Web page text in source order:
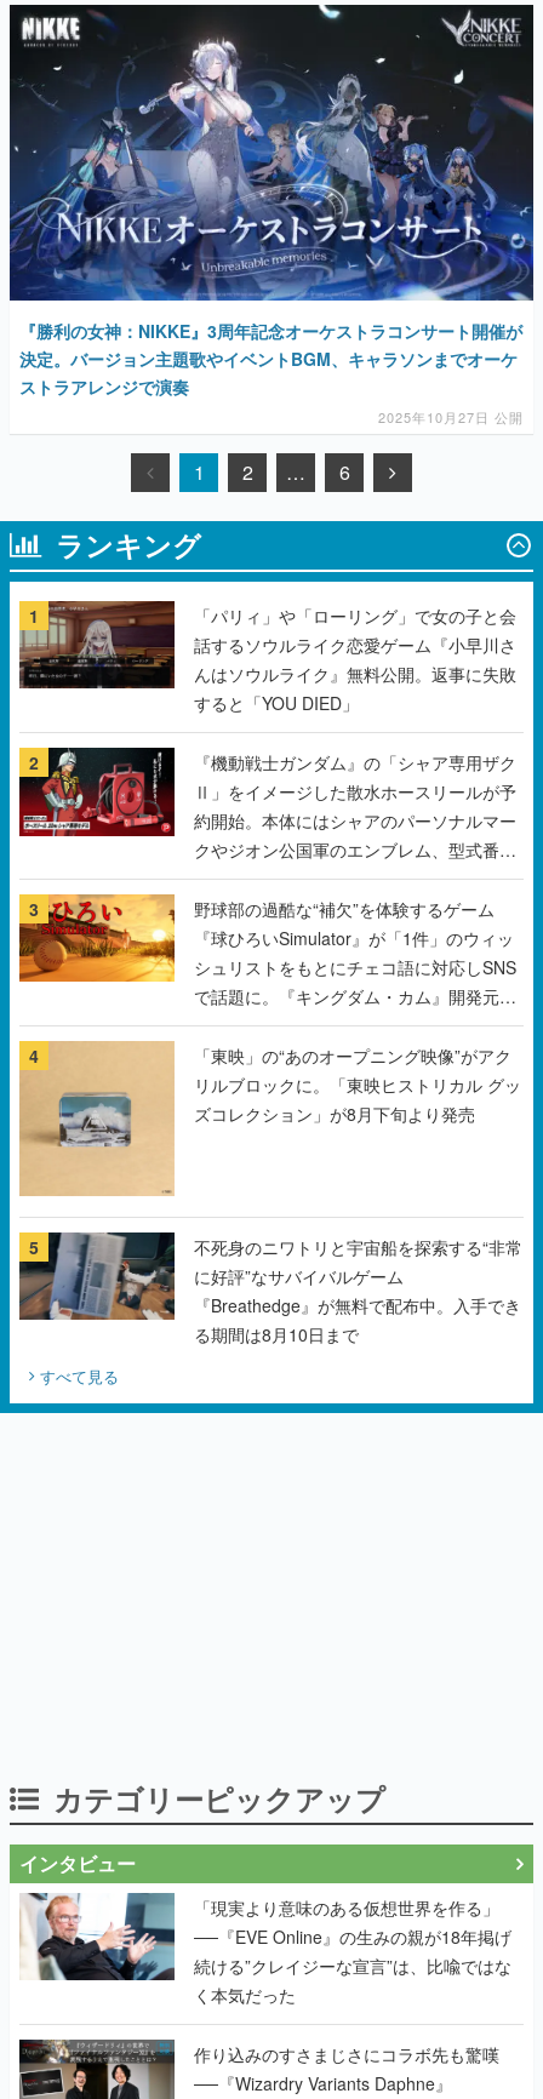
『勝利の女神：NIKKE』3周年記念オーケストラコンサート開催が
決定。バージョン主題歌やイベントBGM、キャラソンまでオーケ
ストラアレンジで演奏
2025年10月27日 公開
1 2 … 6
ランキング
1
「パリィ」や「ローリング」で女の子と会
話するソウルライク恋愛ゲーム『小早川さ
んはソウルライク』無料公開。返事に失敗
すると「YOU DIED」
2
『機動戦士ガンダム』の「シャア専用ザク
Ⅱ」をイメージした散水ホースリールが予
約開始。本体にはシャアのパーソナルマー
クやジオン公国軍のエンブレム、型式番号
などを配置
3
野球部の過酷な“補欠”を体験するゲーム
『球ひろいSimulator』が「1件」のウィッ
シュリストをもとにチェコ語に対応しSNS
で話題に。『キングダム・カム』開発元や
チェコのプロ野球選手から称賛の声
4
「東映」の“あのオープニング映像”がアク
リルブロックに。「東映ヒストリカル グッ
ズコレクション」が8月下旬より発売
5
不死身のニワトリと宇宙船を探索する“非常
に好評”なサバイバルゲーム
『Breathedge』が無料で配布中。入手でき
る期間は8月10日まで
すべて見る
カテゴリーピックアップ
インタビュー
「現実より意味のある仮想世界を作る」
──『EVE Online』の生みの親が18年掲げ
続ける”クレイジーな宣言”は、比喩ではな
く本気だった
作り込みのすさまじさにコラボ先も驚嘆
──『Wizardry Variants Daphne』